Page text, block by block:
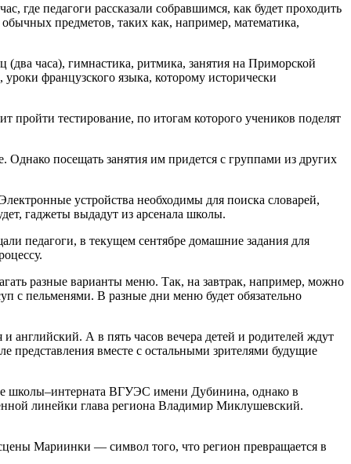
где педагоги рассказали собравшимся, как будет проходить
предметов, таких как, например, математика,
часа), гимнастика, ритмика, занятия на Приморской
французского языка, которому исторически
пройти тестирование, по итогам которого учеников поделят
посещать занятия им придется с группами из других
устройства необходимы для поиска словарей,
гаджеты выдадут из арсенала школы.
педагоги, в текущем сентябре домашние задания для
разные варианты меню. Так, на завтрак, например, можно
с пельменями. В разные дни меню будет обязательно
английский. А в пять часов вечера детей и родителей ждут
представления вместе с остальными зрителями будущие
школы–интерната ВГУЭС имени Дубинина, однако в
линейки глава региона Владимир Миклушевский.
Мариинки — символ того, что регион превращается в